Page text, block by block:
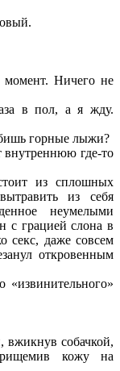
Ничего не
в пол, а я жду.
горные лыжи?
внутреннюю где-то
из сплошных
из себя
неумелыми
с грацией слона в
секс, даже совсем
откровенным
вжикнув собачкой,
кожу на